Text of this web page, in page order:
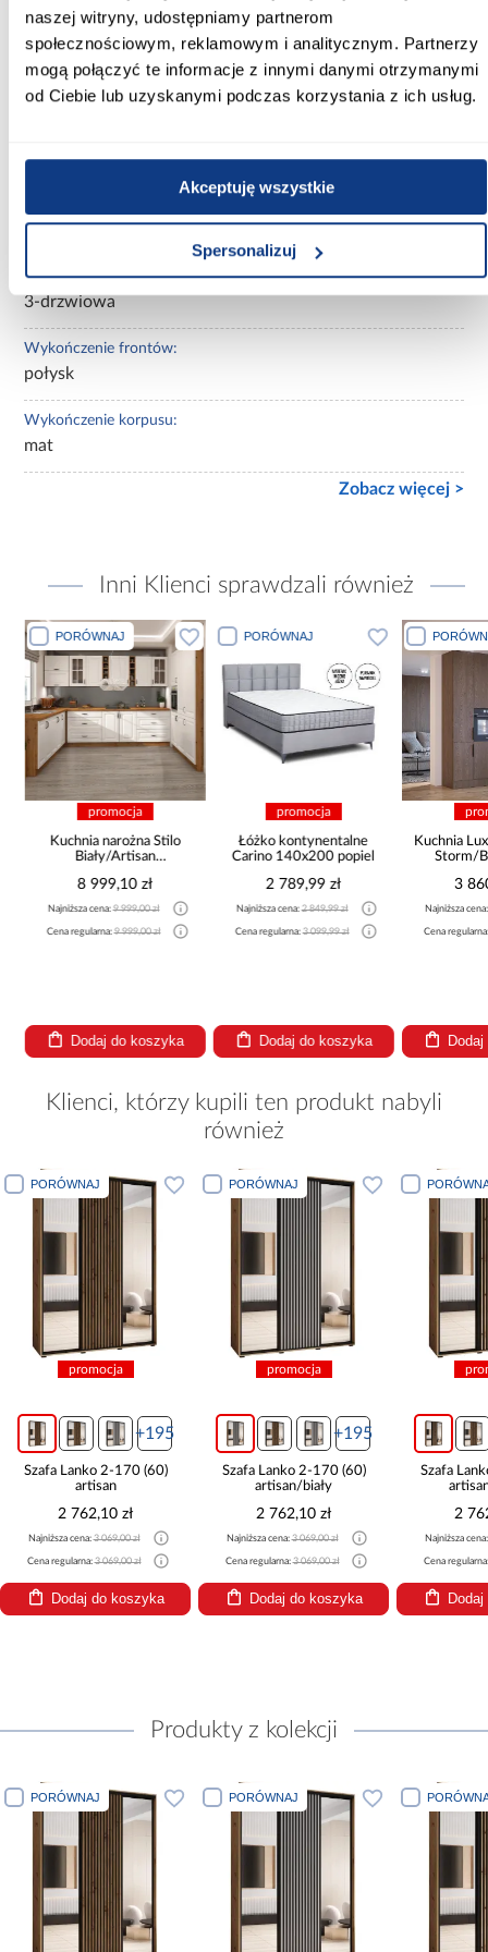
naszej witryny, udostępniamy partnerom
społecznościowym, reklamowym i analitycznym. Partnerzy
mogą połączyć te informacje z innymi danymi otrzymanymi
od Ciebie lub uzyskanymi podczas korzystania z ich usług.
Akceptuję wszystkie
Spersonalizuj
biały/czarny/artisan
Kolor korpusu:
dąb artisan
jasne drewnopodobne
z lustrem
Ilość drzwi:
3-drzwiowa
Wykończenie frontów:
połysk
Wykończenie korpusu:
mat
Zobacz więcej >
Inni Klienci sprawdzali również
PORÓWNAJ
promocja
Kuchnia narożna Stilo
Biały/Artisan
8 999,10 zł
Najniższa cena:9 999,00 zł
Cena regularna:9 999,00 zł
Dodaj do koszyka
PORÓWNAJ
promocja
Łóżko kontynentalne
Carino 140x200 popiel
2 789,99 zł
Najniższa cena:2 849,99 zł
Cena regularna:3 099,99 zł
Dodaj do koszyka
Kuchnia
Storm/
3
Najniższa
Cena
Klienci, którzy kupili ten produkt nabyli
również
PORÓWNAJ
promocja
+195
Szafa Lanko 2-170 (60)
artisan
2 762,10 zł
Najniższa cena:3 069,00 zł
Cena regularna:3 069,00 zł
Dodaj do koszyka
PORÓWNAJ
promocja
+195
Szafa Lanko 2-170 (60)
artisan/biały
2 762,10 zł
Najniższa cena:3 069,00 zł
Cena regularna:3 069,00 zł
Dodaj do koszyka
Szafa
2
Najniższa
Cena
Produkty z kolekcji
PORÓWNAJ PORÓWNAJ